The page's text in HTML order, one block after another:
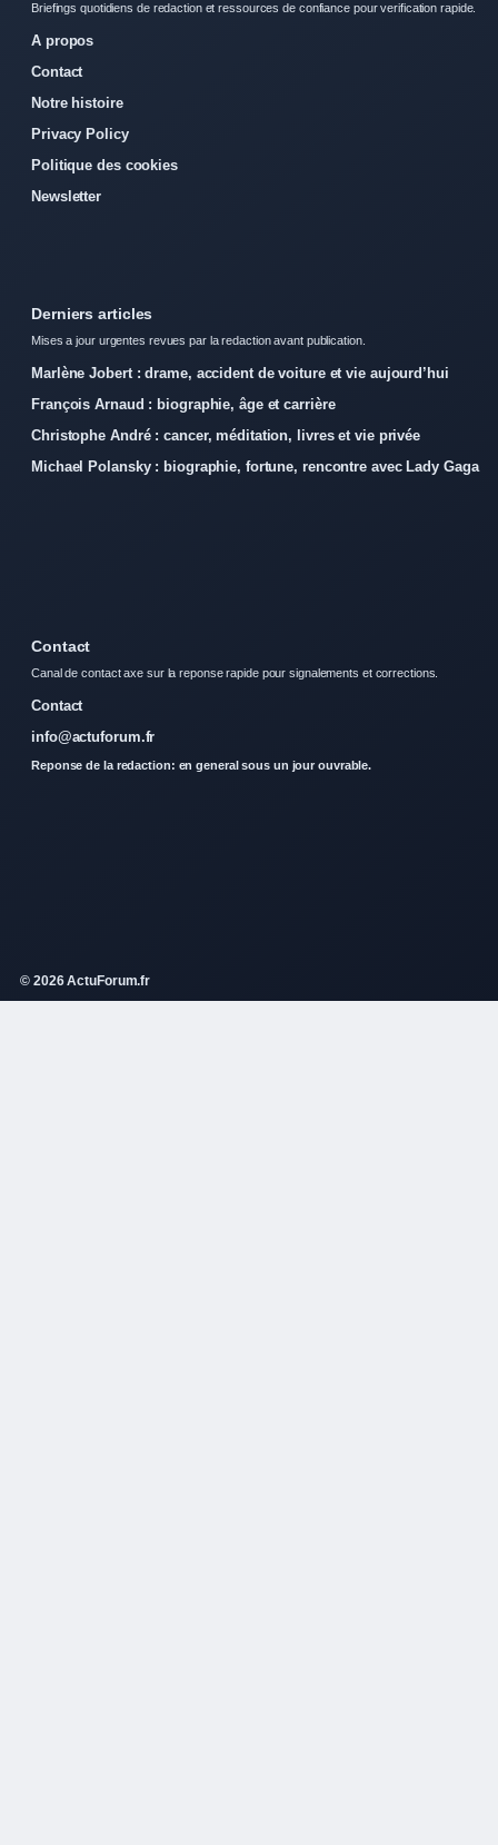
Briefings quotidiens de redaction et ressources de confiance pour verification rapide.
A propos
Contact
Notre histoire
Privacy Policy
Politique des cookies
Newsletter
Derniers articles
Mises a jour urgentes revues par la redaction avant publication.
Marlène Jobert : drame, accident de voiture et vie aujourd’hui
François Arnaud : biographie, âge et carrière
Christophe André : cancer, méditation, livres et vie privée
Michael Polansky : biographie, fortune, rencontre avec Lady Gaga
Contact
Canal de contact axe sur la reponse rapide pour signalements et corrections.
Contact
info@actuforum.fr
Reponse de la redaction: en general sous un jour ouvrable.
© 2026 ActuForum.fr